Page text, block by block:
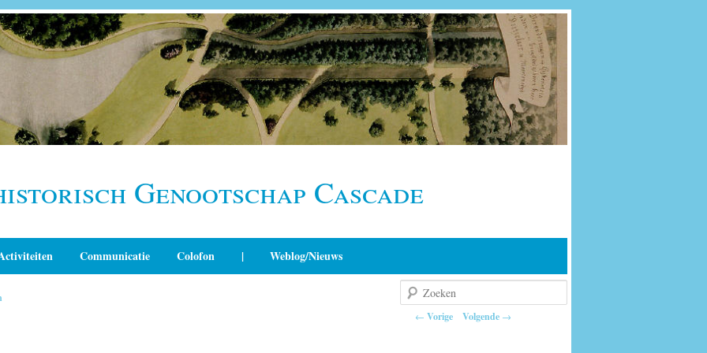
Genootschap Cascade
Communicatie Colofon | Weblog/Nieuws
Berichtnavigatie
← Vorige Volgende →